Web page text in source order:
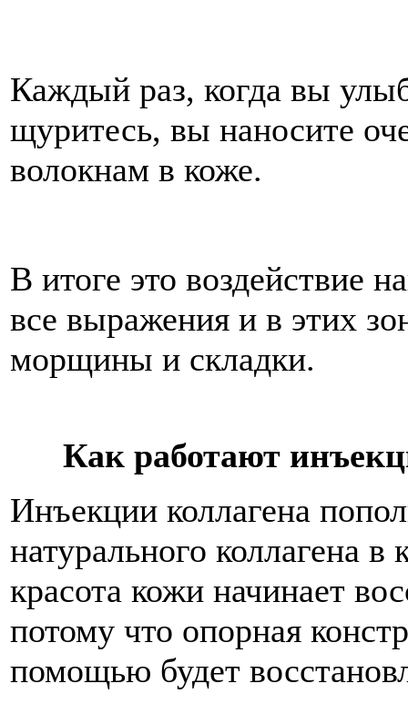
Каждый раз, когда вы
щуритесь, вы наносите
волокнам в коже.
В итоге это воздействие
все выражения и в этих
морщины и складки.
Как работают
Инъекции коллагена
натурального коллагена в
красота кожи начинает
потому что опорная
помощью будет